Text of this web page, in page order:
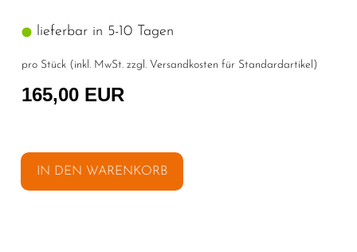
lieferbar in 5-10 Tagen
pro Stück (inkl. MwSt. zzgl. Versandkosten für Standardartikel )
165,00 EUR
IN DEN WARENKORB